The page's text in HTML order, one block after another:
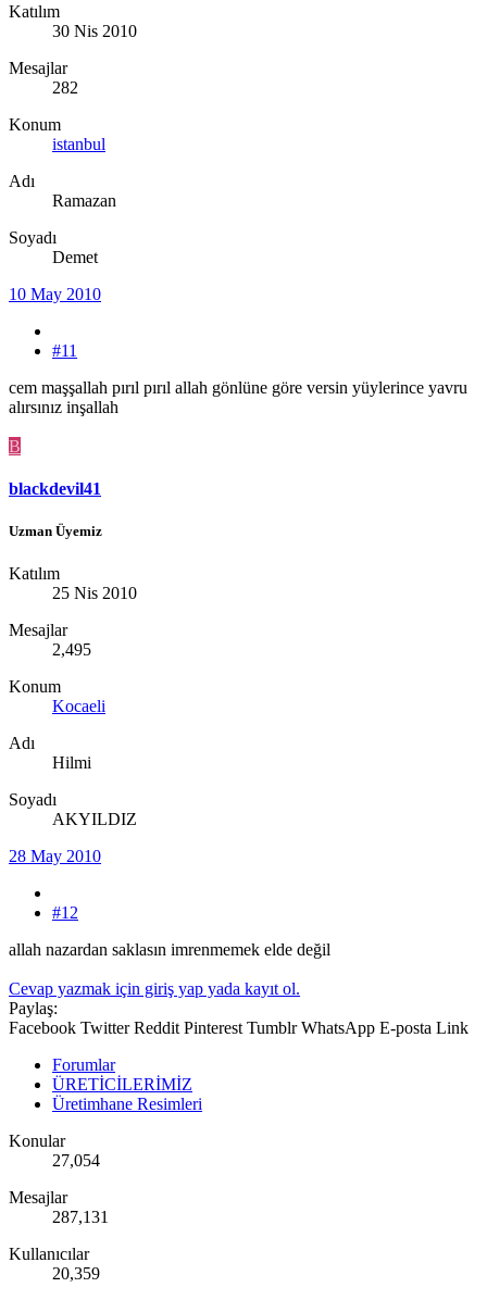
Katılım
30 Nis 2010
Mesajlar
282
Konum
istanbul
Adı
Ramazan
Soyadı
Demet
10 May 2010
#11
cem maşşallah pırıl pırıl allah gönlüne göre versin yüylerince yavru
alırsınız inşallah
B
blackdevil41
Uzman Üyemiz
Katılım
25 Nis 2010
Mesajlar
2,495
Konum
Kocaeli
Adı
Hilmi
Soyadı
AKYILDIZ
28 May 2010
#12
allah nazardan saklasın imrenmemek elde değil
Cevap yazmak için giriş yap yada kayıt ol.
Paylaş:
Facebook Twitter Reddit Pinterest Tumblr WhatsApp E-posta Link
Forumlar
ÜRETİCİLERİMİZ
Üretimhane Resimleri
Konular
27,054
Mesajlar
287,131
Kullanıcılar
20,359